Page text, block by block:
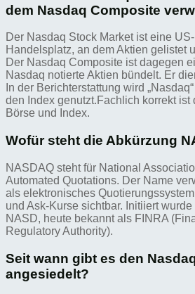
dem Nasdaq Composite
Der Nasdaq Stock Market ist eine
Handelsplatz, an dem Aktien gelistet
Der Nasdaq Composite ist dagegen
Nasdaq notierte Aktien bündelt. Er
In der Berichterstattung wird
den Index genutzt.Fachlich korrekt ist
Börse und Index.
Wofür steht die Abkürzung
NASDAQ steht für National
Automated Quotations. Der Name
als elektronisches
und Ask-Kurse sichtbar. Initiiert
NASD, heute bekannt als FINRA
Regulatory Authority).
Seit wann gibt es den
angesiedelt?